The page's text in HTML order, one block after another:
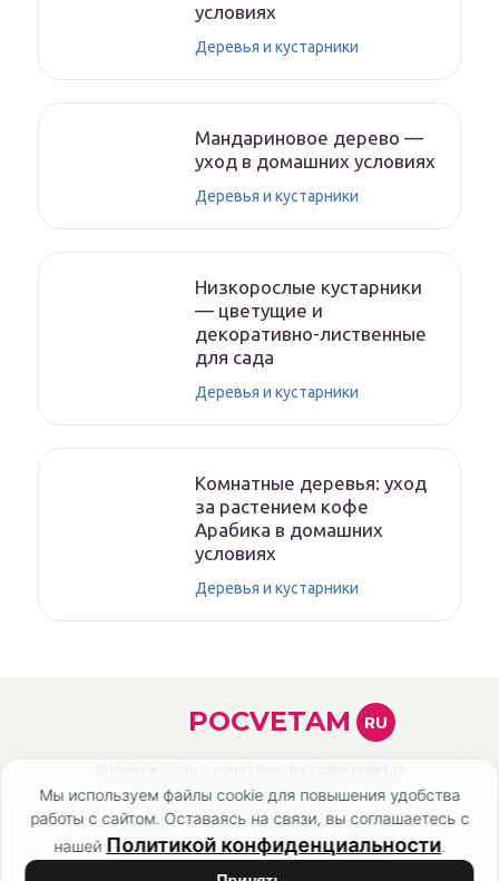
условиях
Деревья и кустарники
Мандариновое дерево —
уход в домашних условиях
Деревья и кустарники
Низкорослые кустарники
— цветущие и
декоративно-лиственные
для сада
Деревья и кустарники
Комнатные деревья: уход
за растением кофе
Арабика в домашних
условиях
Деревья и кустарники
Мы используем файлы cookie для повышения удобства
работы с сайтом. Оставаясь на связи, вы соглашаетесь с
нашей Политикой конфиденциальности.
POCVETAM RU
Политика конфиденциальности Карта сайта
Контакты О нас Эксперты Авторы
Список литературы